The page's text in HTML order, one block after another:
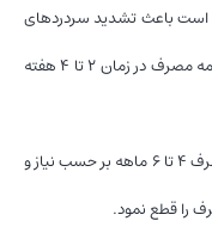
است باعث تشدید سردردهای
میگرنی و یا ناراحتی های معده شود که پس از ادامه مصرف در زمان ۲ تا ۴ هفته
در مورد امراض عصبی می‌توان پس از یک دوره مصرف ۴ تا ۶ ماهه بر حسب نیاز و
را قطع نمود.